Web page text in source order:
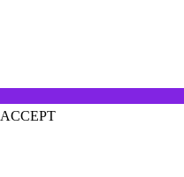
ACCEPT